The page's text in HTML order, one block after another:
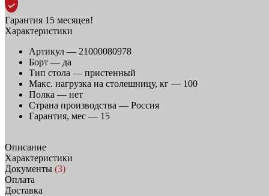
Гарантия 15 месяцев!
Характеристики
Артикул — 21000080978
Борт — да
Тип стола — пристенный
Макс. нагрузка на столешницу, кг — 100
Полка — нет
Страна производства — Россия
Гарантия, мес — 15
Описание
Характеристики
Документы (3)
Оплата
Доставка